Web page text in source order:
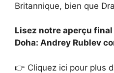
Britannique, bien que
Lisez notre aperçu final
Doha: Andrey Rublev
👉 Cliquez ici pour plus